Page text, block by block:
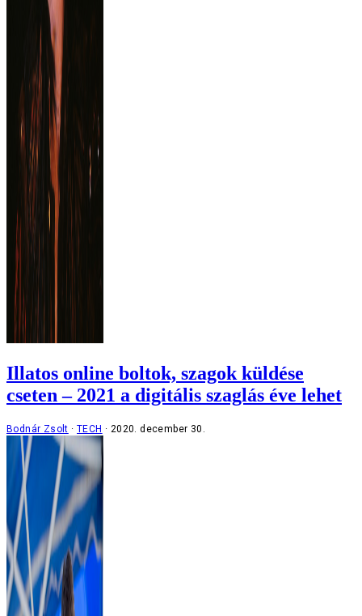
Illatos online boltok, szagok küldése
cseten – 2021 a digitális szaglás éve lehet
Bodnár Zsolt TECH 2020. december 30.